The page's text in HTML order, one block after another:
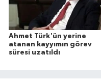
Ahmet Türk'ün yerine
atanan kayyımın görev
süresi uzatıldı